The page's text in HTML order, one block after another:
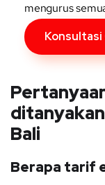
mengurus
Bali
Berapa tarif